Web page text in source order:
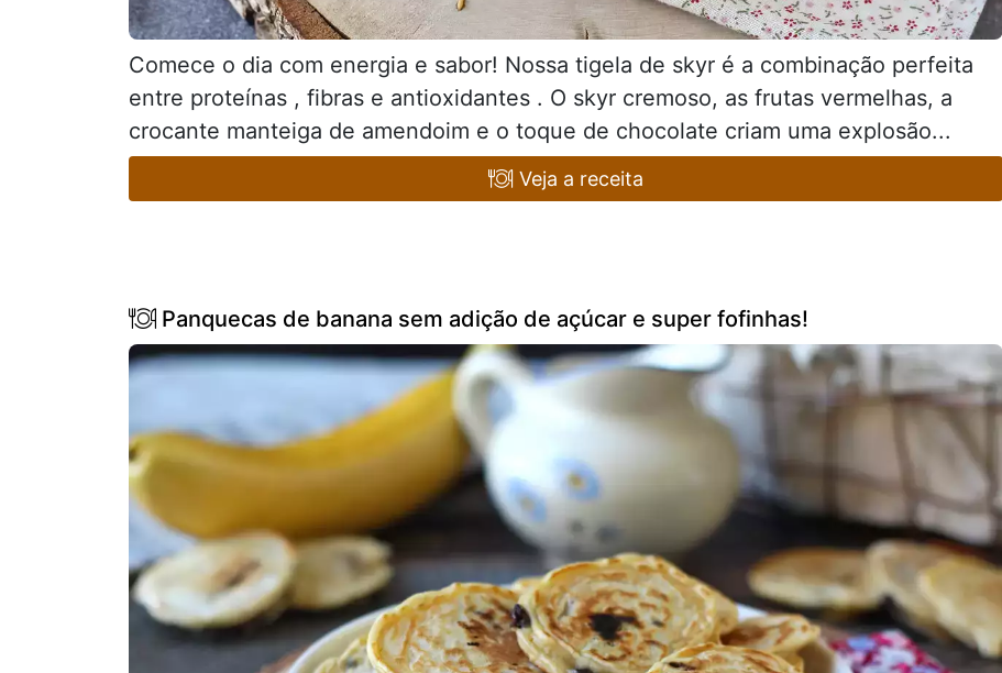
Comece o dia com energia e sabor! Nossa tigela de skyr é a combinação perfeita
entre proteínas , fibras e antioxidantes . O skyr cremoso, as frutas vermelhas, a
crocante manteiga de amendoim e o toque de chocolate criam uma explosão...
Veja a receita
Panquecas de banana sem adição de açúcar e super fofinhas!